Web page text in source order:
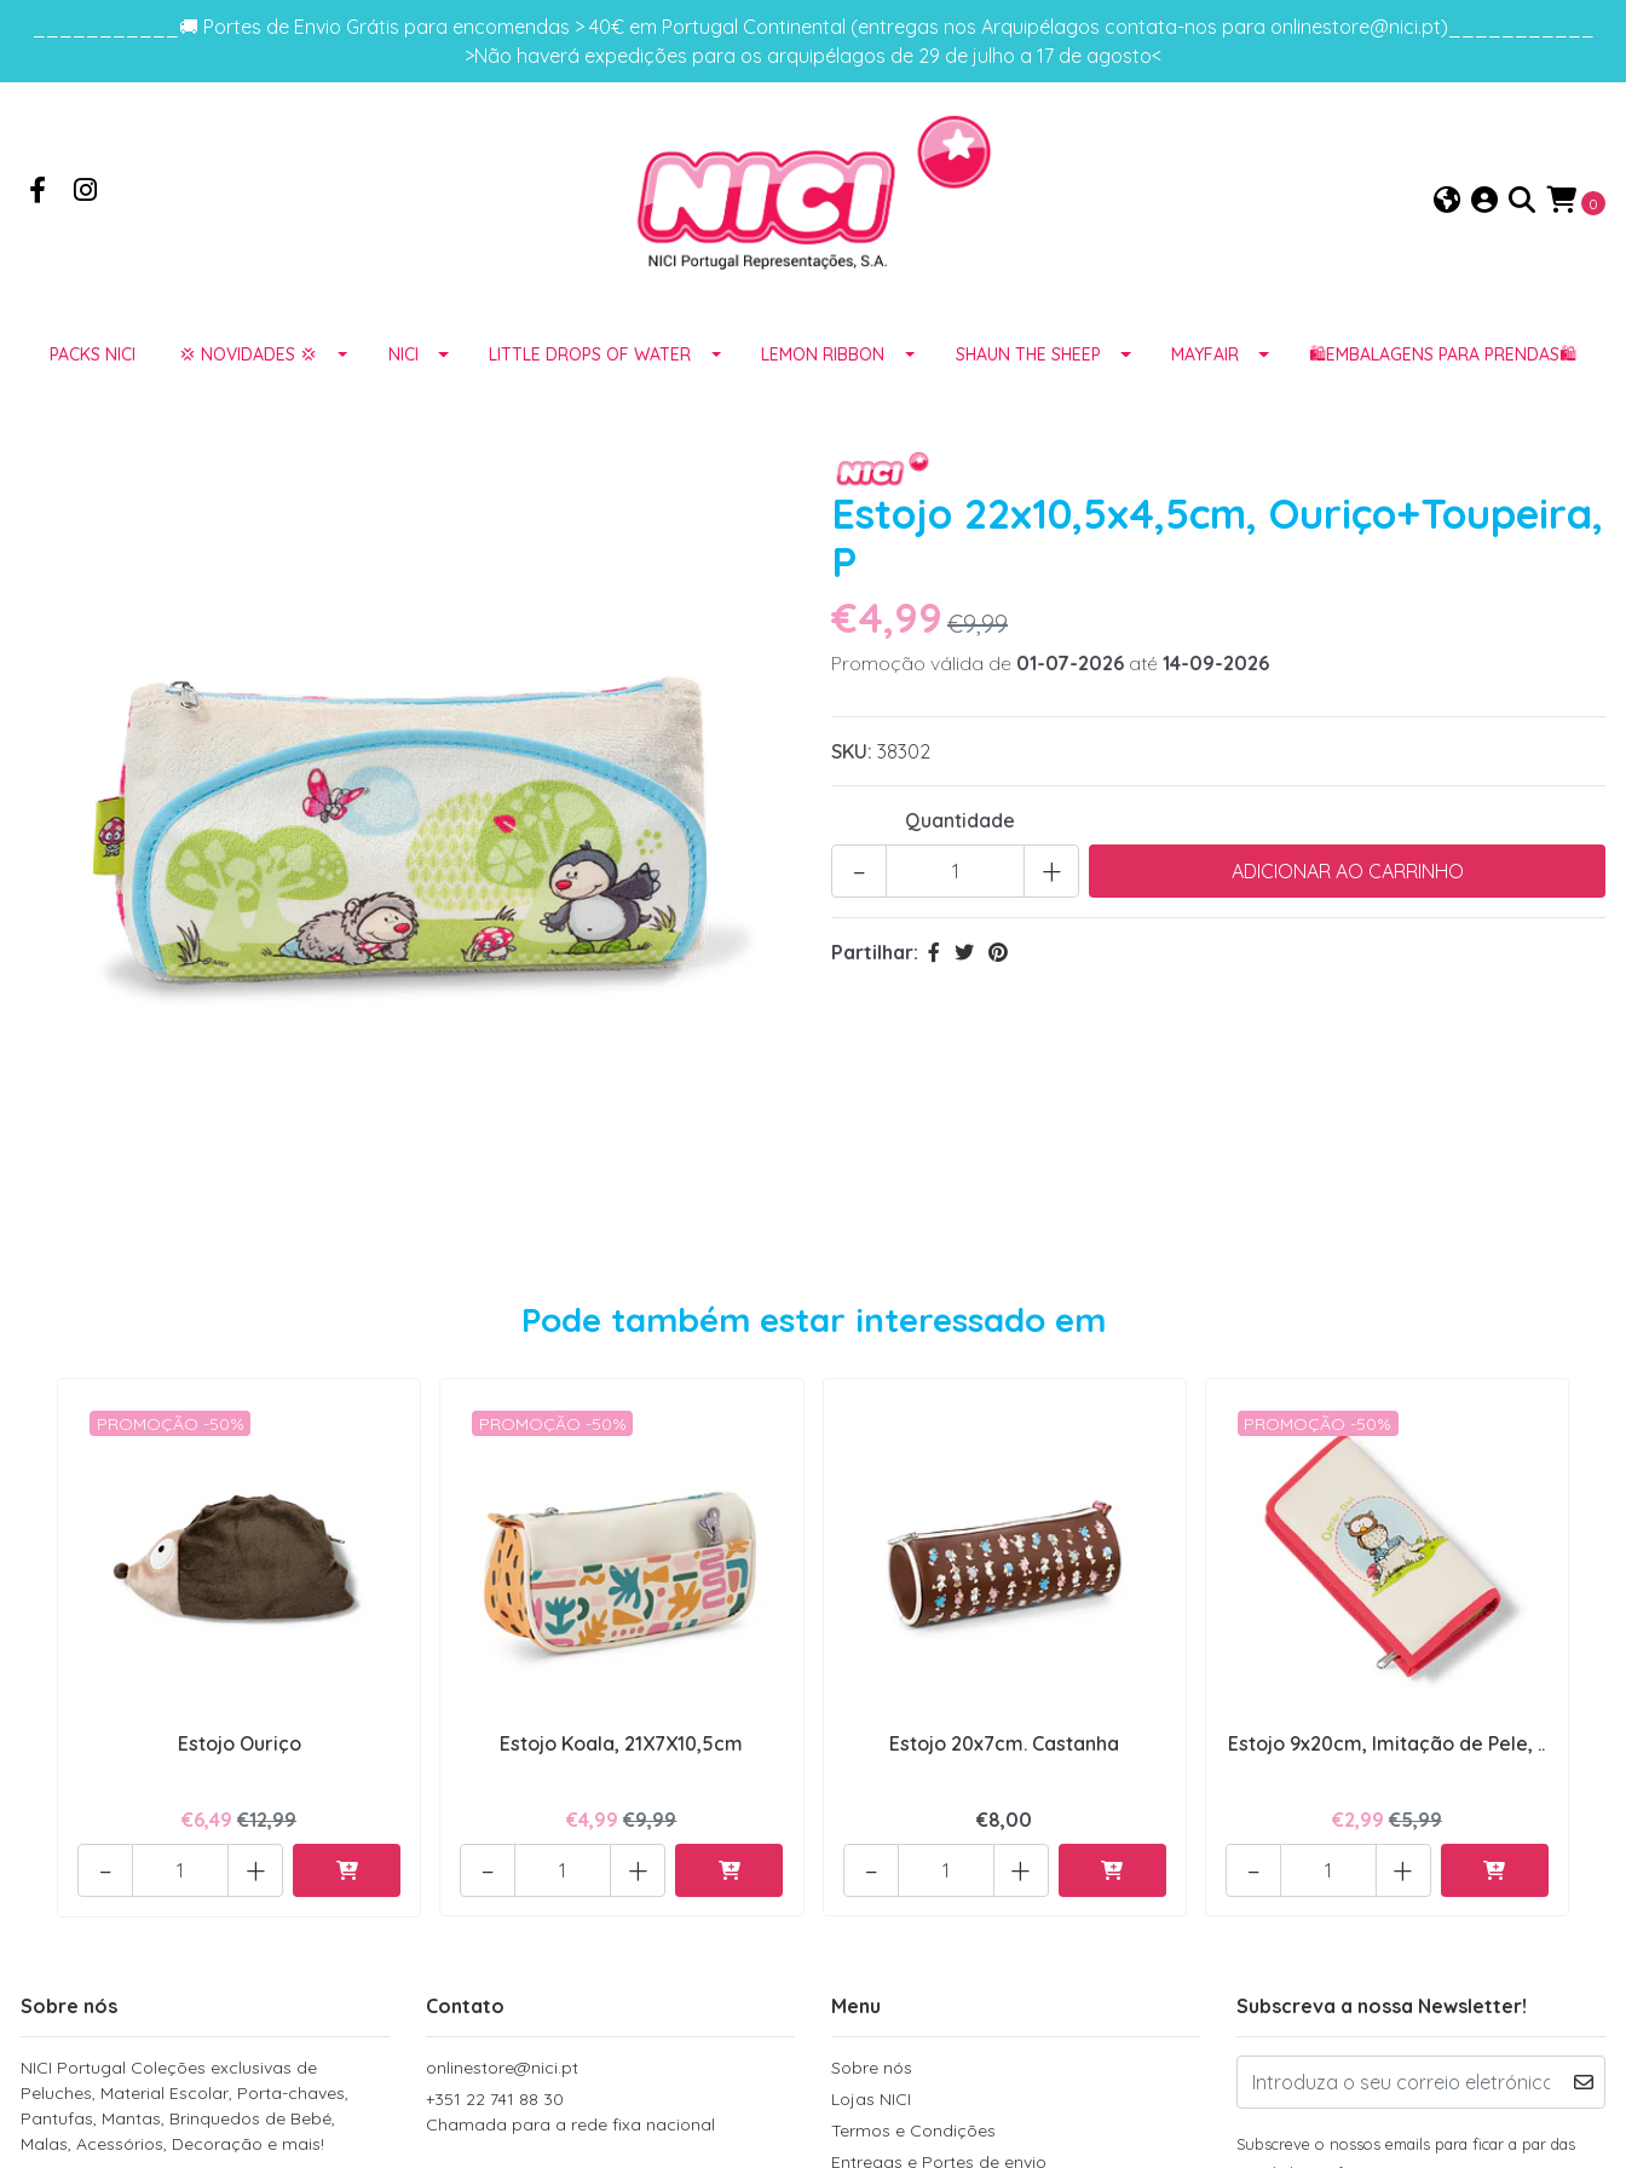
___________🚚 Portes de Envio Grátis para encomendas > 40€ em Portugal Continental (entregas nos Arquipélagos contata-nos para onlinestore@nici.pt)___________
>Não haverá expedições para os arquipélagos de 29 de julho a 17 de agosto<
0
PACKS NICI 💢 NOVIDADES 💢 NICI LITTLE DROPS OF WATER LEMON RIBBON SHAUN THE SHEEP MAYFAIR 🛍️EMBALAGENS PARA PRENDAS🛍️
Estojo 22x10,5x4,5cm, Ouriço+Toupeira,
P
€4,99 €9,99
Promoção válida de 01-07-2026 até 14-09-2026
SKU: 38302
Quantidade
+
-
Partilhar:
Pode também estar interessado em
PROMOÇÃO -50%
Estojo Ouriço
€6,49 €12,99
+
-
PROMOÇÃO -50%
Estojo Koala, 21X7X10,5cm
€4,99 €9,99
+
-
Estojo 20x7cm. Castanha
€8,00
+
-
PROMOÇÃO -50%
Estojo 9x20cm, Imitação de Pele, ..
€2,99 €5,99
+
-
Sobre nós
NICI Portugal Coleções exclusivas de
Peluches, Material Escolar, Porta-chaves,
Pantufas, Mantas, Brinquedos de Bebé,
Malas, Acessórios, Decoração e mais!
Contato
onlinestore@nici.pt
+351 22 741 88 30
Chamada para a rede fixa nacional
Menu
Sobre nós
Lojas NICI
Termos e Condições
Entregas e Portes de envio
Subscreva a nossa Newsletter!
Subscreve o nossos emails para ficar a par das